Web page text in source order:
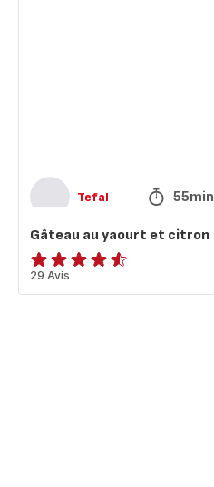
Tefal 55min
Gâteau au yaourt et citron
ratings.4.5
29 Avis